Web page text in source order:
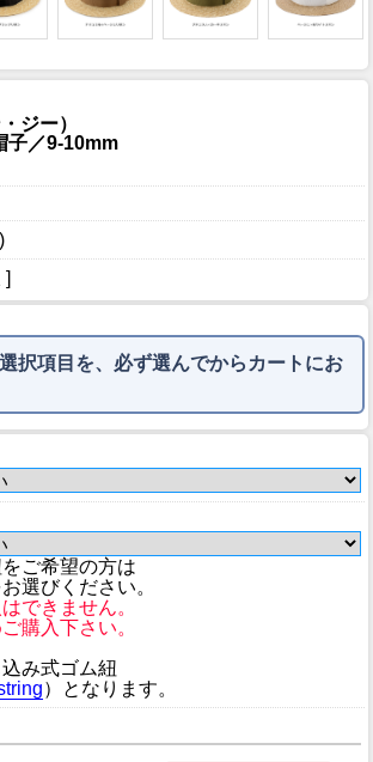
ジー）
子／9-10mm
]
択項目を、必ず選んでからカートにお
ご希望の方は
選びください。
できません。
購入下さい。
み式ゴム紐
）となります。